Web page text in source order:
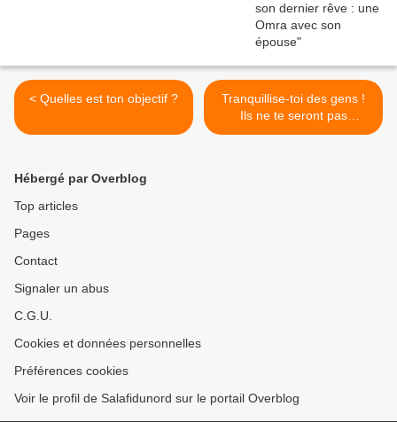
< Quelles est ton objectif ?
Tranquillise-toi des gens !
Ils ne te seront pas
profitables >
Hébergé par Overblog
Top articles
Pages
Contact
Signaler un abus
C.G.U.
Cookies et données personnelles
Préférences cookies
Voir le profil de Salafidunord sur le portail Overblog